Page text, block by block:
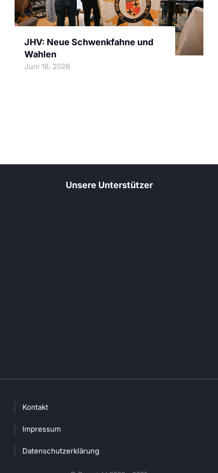
JHV: Neue Schwenkfahne und
Wahlen
Juni 18, 2026
Unsere Unterstützer
Kontakt
Impressum
Datenschutzerklärung